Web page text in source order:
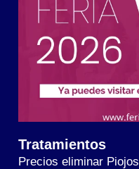
Tratamientos
Precios eliminar Piojos